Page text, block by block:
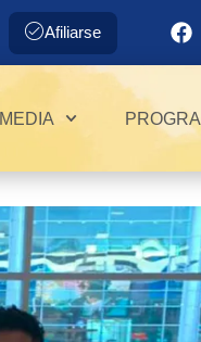
Afiliarse
MEDIA